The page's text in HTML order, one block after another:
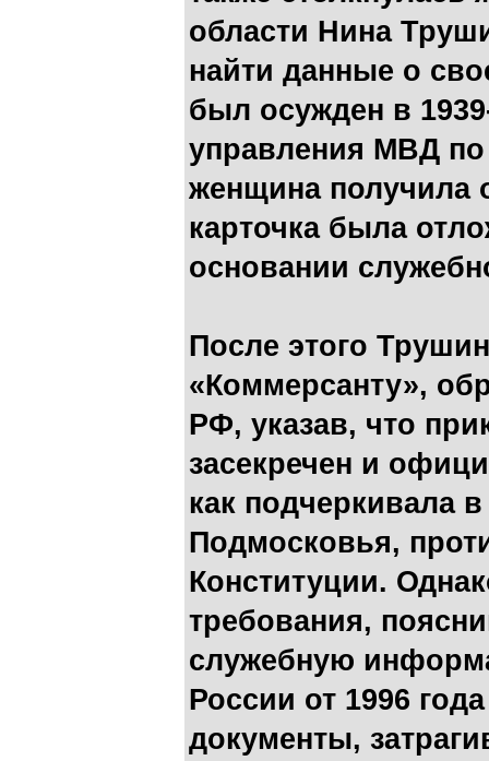
области Нина
найти данные о
был осужден в
управления МВД по
женщина получила
карточка была
основании
После этого
«Коммерсанту»,
РФ, указав, что
засекречен и
как подчеркивала
Подмосковья,
Конституции.
требования,
служебную
России от 1996
документы,